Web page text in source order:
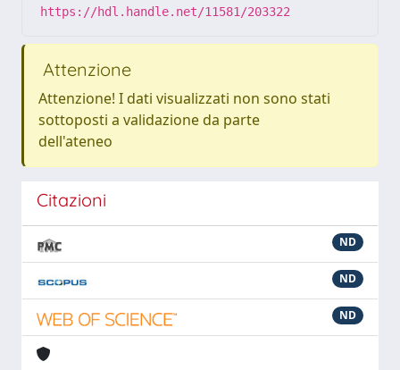
https://hdl.handle.net/11581/203322
Attenzione
Attenzione! I dati visualizzati non sono stati
sottoposti a validazione da parte
dell'ateneo
Citazioni
ND
ND
ND